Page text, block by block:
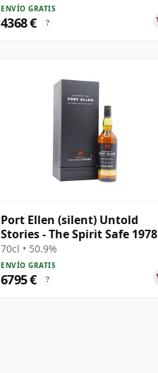
ENVÍO GRATIS
4368 € ?
Port Ellen (silent) Untold
Stories - The Spirit Safe 1978
39 años
70cl • 50.9%
ENVÍO GRATIS
6795 € ?